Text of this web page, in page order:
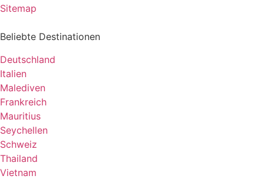
Sitemap
Beliebte Destinationen
Deutschland
Italien
Malediven
Frankreich
Mauritius
Seychellen
Schweiz
Thailand
Vietnam